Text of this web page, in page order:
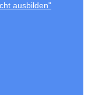
ausbilden"